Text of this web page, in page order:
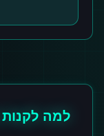
למה לקנות